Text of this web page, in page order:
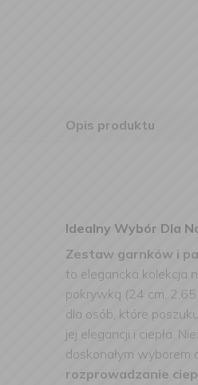
Opis produktu
Idealny Wybór Dla
Zestaw garnków i
to elegancka kolekcja
pokrywką (24 cm,
dla osób, które
jej elegancji i ciepła.
doskonałym wyborem
rozprowadzanie